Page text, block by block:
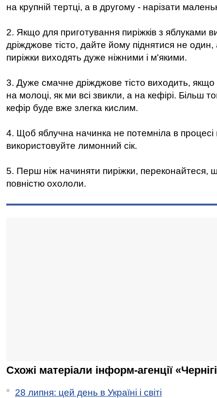
на крупній тертці, а в другому - нарізати
2. Якщо для приготування пиріжків з яблуками
дріжджове тісто, дайте йому піднятися не один,
пиріжки виходять дуже ніжними і м'якими.
3. Дуже смачне дріжджове тісто виходить,
на молоці, як ми всі звикли, а на кефірі. Більш
кефір буде вже злегка кислим.
4. Щоб яблучна начинка не потемніла в процесі
використовуйте лимонний сік.
5. Перш ніж начиняти пиріжки, переконайтеся,
повністю охололи.
Схожі матеріали інформ-агенції
28 липня: цей день в Україні і світі